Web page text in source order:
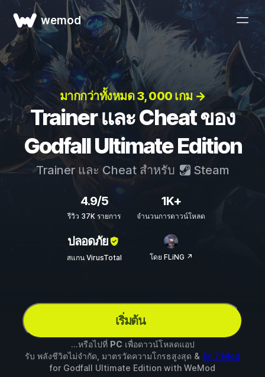
wemod
มากกว่าทั้งหมด 3, 000 เกม →
Trainer และ Cheat ของ
Godfall Ultimate Edition
Trainer และ Cheat สำหรับ Steam
4.9/5
รีวิว 37K รายการ
1K+
จำนวนการดาวน์โหลด
ปลอดภัย
สแกน VirusTotal โดย FLiNG ↗
เริ่มต้น
...หรือไปที่ PC เพื่อดาวน์โหลดแอป
รับ พลังชีวิตไม่จำกัด, มาตรวัดความโกรธสูงสุด & อีก 7 Mod
for Godfall Ultimate Edition with WeMod